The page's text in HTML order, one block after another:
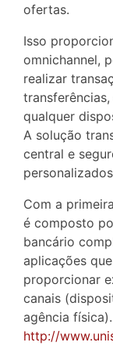
ofertas.
Isso
omnichannel,
realizar
qualquer
A solução
central e
Com a
é composto
bancário
aplicações
proporcionar
canais
agência
http://